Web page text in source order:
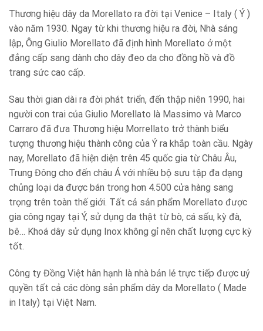
Thương hiệu dây da Morellato ra đời tại Venice – Italy ( Ý )
vào năm 1930. Ngay từ khi thương hiệu ra đời, Nhà sáng
lập, Ông Giulio Morellato đã định hình Morellato ở một
đẳng cấp sang dành cho dây đeo da cho đồng hồ và đồ
trang sức cao cấp.
Sau thời gian dài ra đời phát triển, đến thập niên 1990, hai
người con trai của Giulio Morellato là Massimo và Marco
Carraro đã đưa Thương hiệu Morrellato trở thành biểu
tượng thương hiệu thành công của Ý ra khắp toàn cầu. Ngày
nay, Morellato đã hiện diện trên 45 quốc gia từ Châu Âu,
Trung Đông cho đến châu Á với nhiều bộ sưu tập đa dạng
chủng loại da được bán trong hơn 4.500 cửa hàng sang
trọng trên toàn thế giới. Tất cả sản phẩm Morellato được
gia công ngay tại Ý, sử dụng da thật từ bò, cá sấu, kỳ đà,
bê… Khoá dây sử dụng Inox không gỉ nên chất lượng cực kỳ
tốt.
Công ty Đồng Việt hân hạnh là nhà bản lẻ trực tiếp được uỷ
quyền tất cả các dòng sản phẩm dây da Morellato ( Made
in Italy) tại Việt Nam.